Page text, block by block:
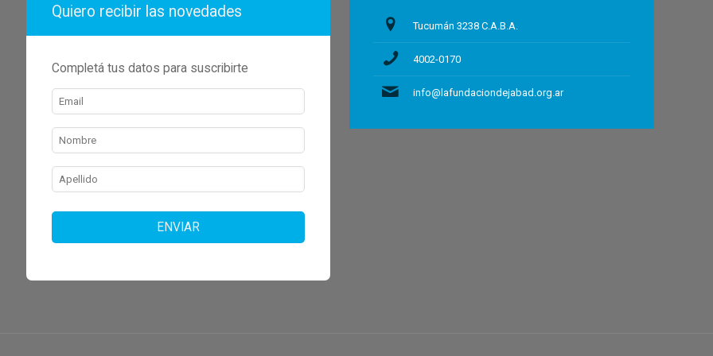
Quiero recibir las novedades
Completá tus datos para suscribirte
ENVIAR
Tucumán 3238 C.A.B.A.
4002-0170
info@lafundaciondejabad.org.ar